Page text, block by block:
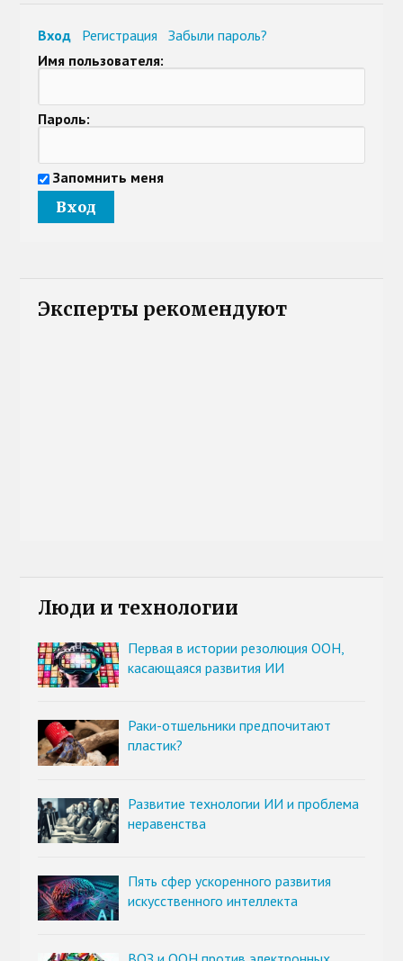
Вход Регистрация
Забыли пароль?
Имя пользователя:
Пароль:
Запомнить меня
Эксперты рекомендуют
Люди и технологии
Первая в истории резолюция ООН,
касающаяся развития ИИ
Раки-отшельники предпочитают
пластик?
Развитие технологии ИИ и проблема
неравенства
Пять сфер ускоренного развития
искусственного интеллекта